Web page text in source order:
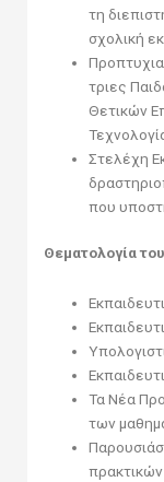
τη
σχολική
τριες
Θετικών
Στελέχη
που
Θεματολογία
Τα Νέα
των